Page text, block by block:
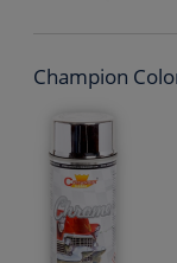
Champion